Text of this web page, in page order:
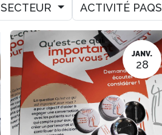
SECTEUR ACTIVITÉ PAQS
JANV.
28